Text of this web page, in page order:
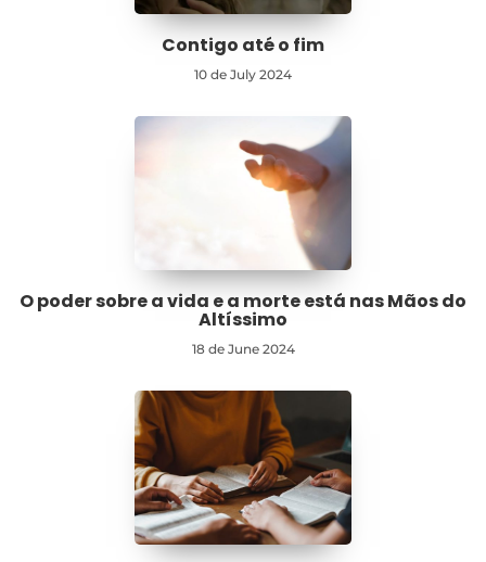
Contigo até o fim
10 de July 2024
O poder sobre a vida e a morte está nas Mãos do
Altíssimo
18 de June 2024